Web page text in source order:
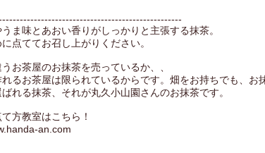
ま味とあおい香りがしっかりと主張する抹茶。
点ててお召し上がりください。
お茶屋のお抹茶を売っているか、、
るお茶屋は限られているからです。畑をお持ちでも、お
れる抹茶、それが丸久小山園さんのお抹茶です。
方教室はこちら！
an.com